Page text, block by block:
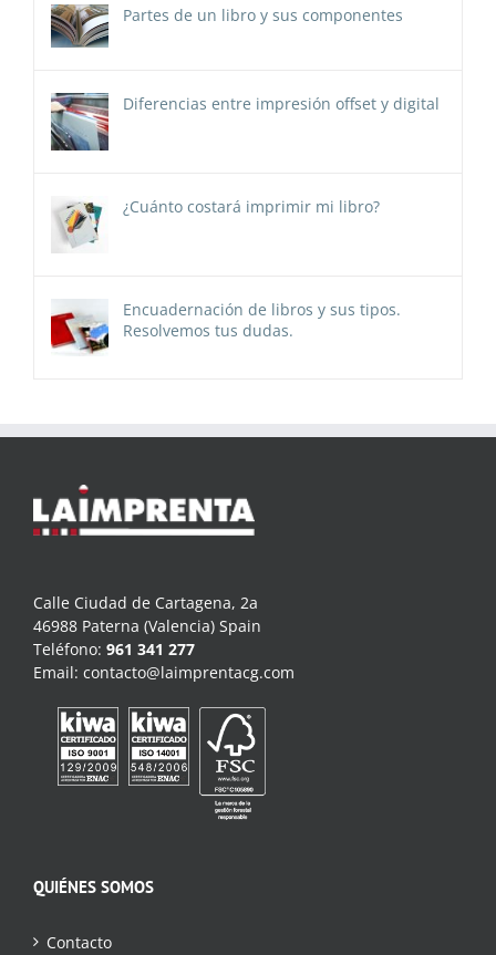
Partes de un libro y sus componentes
Diferencias entre impresión offset y digital
¿Cuánto costará imprimir mi libro?
Encuadernación de libros y sus tipos.
Resolvemos tus dudas.
Calle Ciudad de Cartagena, 2a
46988 Paterna (Valencia) Spain
Teléfono: 961 341 277
Email: contacto@laimprentacg.com
QUIÉNES SOMOS
Contacto